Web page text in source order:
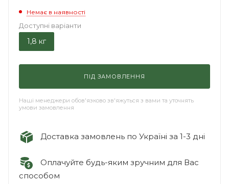
Немає в наявності
Доступні варіанти
1,8 кг
ПІД ЗАМОВЛЕННЯ
Наші менеджери обов'язково зв'яжуться з вами та уточнять
умови замовлення
Доставка замовлень по Україні за 1-3 дні
Оплачуйте будь-яким зручним для Вас
способом